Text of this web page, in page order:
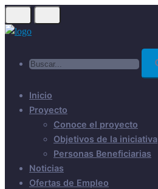
Skip
to
Inicio
Proyecto
Conoce el proyecto
Objetivos de la iniciativa
Personas Beneficiarias
Noticias
Ofertas de Empleo